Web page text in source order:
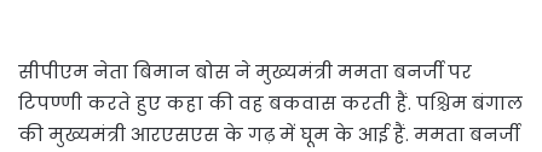
सीपीएम नेता बिमान बोस ने मुख्यमंत्री ममता बनर्जी पर
टिपण्णी करते हुए कहा की वह बकवास करती हैं. पश्चिम बंगाल
की मुख्यमंत्री आरएसएस के गढ़ में घूम के आई हैं. ममता बनर्जी